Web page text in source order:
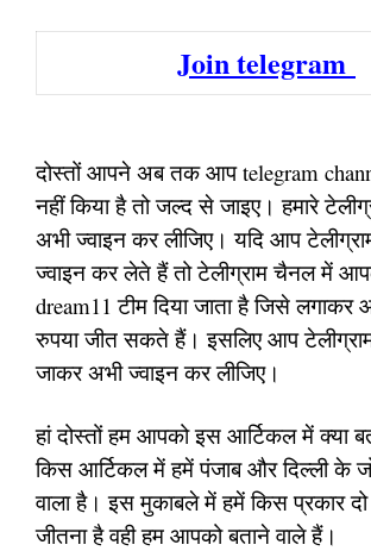
Join telegram
दोस्तों आपने अब तक आप telegram
नहीं किया है तो जल्द से जाइए। हमारे
अभी ज्वाइन कर लीजिए। यदि आप
ज्वाइन कर लेते हैं तो टेलीग्राम चैनल में
dream11 टीम दिया जाता है जिसे लगाकर
रुपया जीत सकते हैं। इसलिए आप
जाकर अभी ज्वाइन कर लीजिए।
हां दोस्तों हम आपको इस आर्टिकल में क्या
किस आर्टिकल में हमें पंजाब और दिल्ली के
वाला है। इस मुकाबले में हमें किस प्रकार दो
जीतना है वही हम आपको बताने वाले हैं।